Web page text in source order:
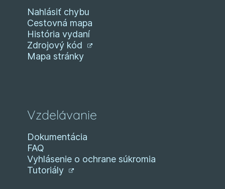
Nahlásiť chybu
Cestovná mapa
História vydaní
Zdrojový kód
Mapa stránky
Vzdelávanie
Dokumentácia
FAQ
Vyhlásenie o ochrane súkromia
Tutoriály